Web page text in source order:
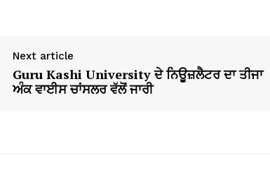
Next article
Guru Kashi University ਦੇ ਨਿਊਜ਼ਲੈਟਰ ਦਾ ਤੀਜਾ
ਅੰਕ ਵਾਈਸ ਚਾਂਸਲਰ ਵੱਲੋਂ ਜਾਰੀ